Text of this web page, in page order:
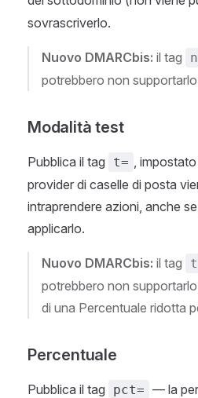
sovrascriverlo.
Nuovo DMARCbis: il tag
potrebbero non
Modalità test
Pubblica il tag t= ,
provider di caselle di posta
intraprendere azioni, anche
applicarlo.
Nuovo DMARCbis: il tag t
potrebbero non
di una Percentuale ridotta
Percentuale
Pubblica il tag pct= — la